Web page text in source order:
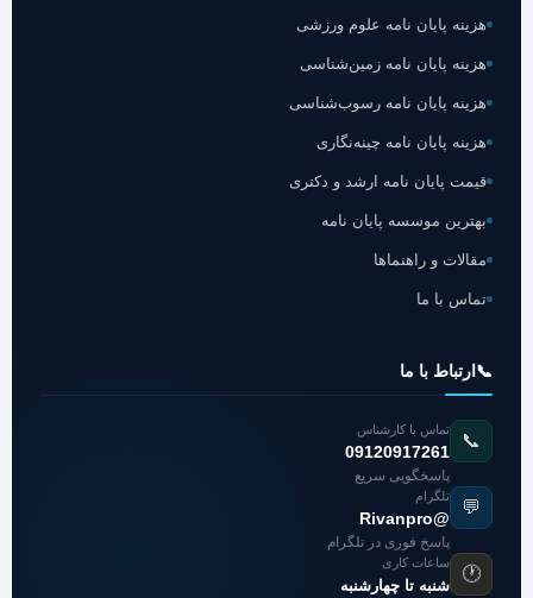
هزینه پایان نامه علوم ورزشی
هزینه پایان نامه زمین‌شناسی
هزینه پایان نامه رسوب‌شناسی
هزینه پایان نامه چینه‌نگاری
قیمت پایان نامه ارشد و دکتری
بهترین موسسه پایان نامه
مقالات و راهنماها
تماس با ما
📞 ارتباط با ما
📞
تماس با کارشناس
09120917261
پاسخگویی سریع
💬
تلگرام
@Rivanpro
پاسخ فوری در تلگرام
🕐
ساعات کاری
شنبه تا چهارشنبه